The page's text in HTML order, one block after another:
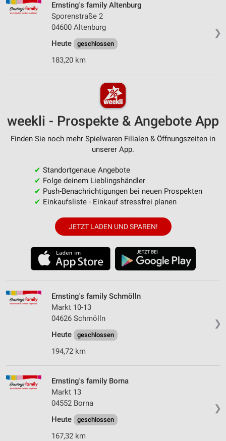
❯
Ernsting's family Altenburg
Sporenstraße 2
04600 Altenburg
Heute
geschlossen
183,20 km
weekli - Prospekte & Angebote App
Finden Sie noch mehr Spielwaren Filialen & Öffnungszeiten in
unserer App.
✔ Standortgenaue Angebote
✔ Folge deinem Lieblingshändler
✔ Push-Benachrichtigungen bei neuen Prospekten
✔ Einkaufsliste - Einkauf stressfrei planen
JETZT LADEN UND SPAREN!
❯
Ernsting's family Schmölln
Markt 10-13
04626 Schmölln
Heute
geschlossen
194,72 km
❯
Ernsting's family Borna
Markt 13
04552 Borna
Heute
geschlossen
167,32 km